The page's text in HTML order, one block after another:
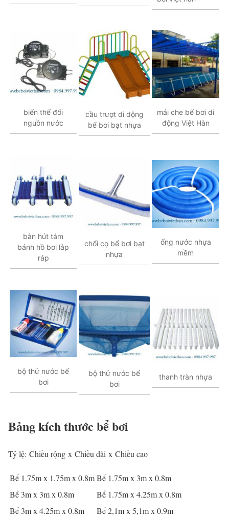
biến thế đổi
nguồn nước
cầu trượt di dộng
bể bơi bạt nhựa
mái che bể bơi di
động Việt Hàn
bàn hút tám
bánh hồ bơi lắp
ráp
chổi cọ bể bơi bạt
nhựa
ống nước nhựa
mềm
bộ thử nước bể
bơi
bộ thử nước bể
bơi
thanh tràn nhựa
Bảng kích thước bể bơi
Tỷ lệ: Chiều rộng x Chiều dài x Chiều cao
Bể 1.75m x 1.75m x 0.8mBể 1.75m x 3m x 0.8m
Bể 3m x 3m x 0.8m
Bể 1.75m x 4.25m x 0.8m
Bể 3m x 4.25m x 0.8m
Bể 2,1m x 5,1m x 0.9m